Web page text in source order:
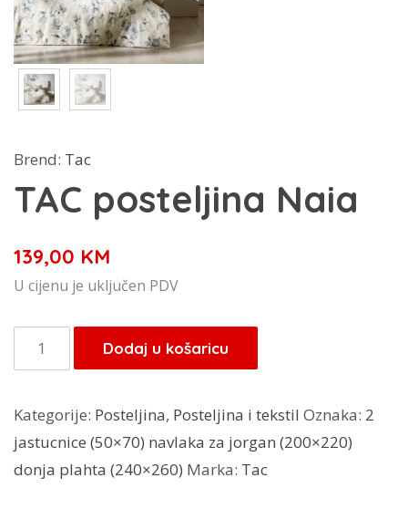
Brend: Tac
TAC posteljina Naia
139,00 KM
U cijenu je uključen PDV
TAC
posteljina
količina
Dodaj u košaricu
Kategorije: Posteljina, Posteljina i tekstil Oznaka: 2
jastucnice (50×70) navlaka za jorgan (200×220)
donja plahta (240×260) Marka: Tac